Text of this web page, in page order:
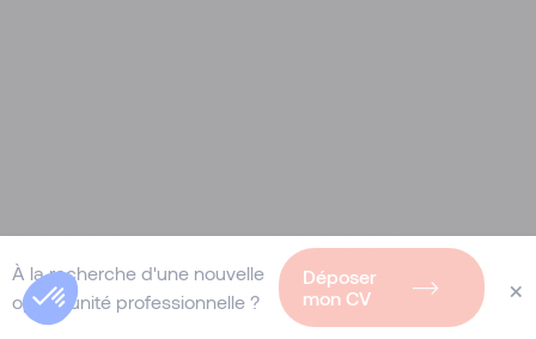
À la recherche d'une nouvelle
opportunité professionnelle ?
Déposer
mon CV
×